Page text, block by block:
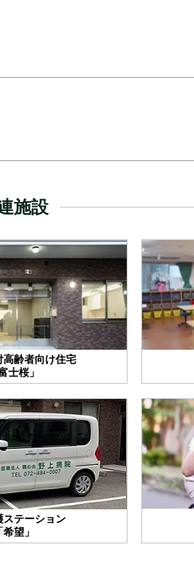
施設
高齢者向け住宅
士桜」
ステーション
希望」